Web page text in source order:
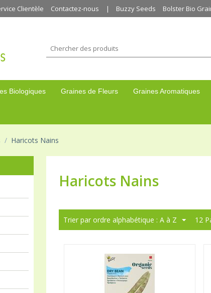
Clientèle Contactez-nous Buzzy Seeds Bolster Bio
Biologiques Graines de Fleurs Graines Aromatiques
/ Haricots Nains
Haricots Nains
Trier par ordre alphabétique : A à Z 12